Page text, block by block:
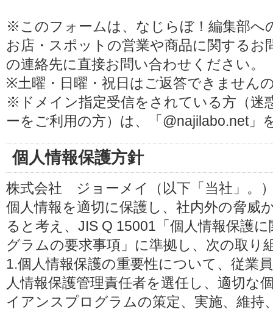
※このフォームは、なじらぼ！編集部へ
お店・スポットの営業や商品に関する
の連絡先に直接お問い合わせください。
※土曜・日曜・祝日はご返答できません
※ドメイン指定受信をされている方（迷
ーをご利用の方）は、「@najilabo.net」
個人情報保護方針
株式会社 ジョーメイ（以下「当社」。
個人情報を適切に保護し、社内外の脅威
ると考え、JIS Q 15001「個人情報保護
グラムの要求事項」に準拠し、次の取り
1.個人情報保護の重要性について、従業
人情報保護管理責任者を選任し、適切な
イアンスプログラムの策定、実施、維持